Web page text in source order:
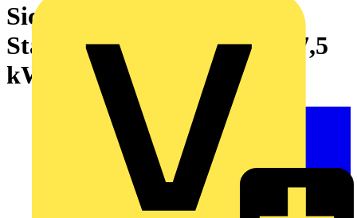
Sicherheitsschalter im
Stahlblechgehäuse 3-polig 7,5
kW 400 V